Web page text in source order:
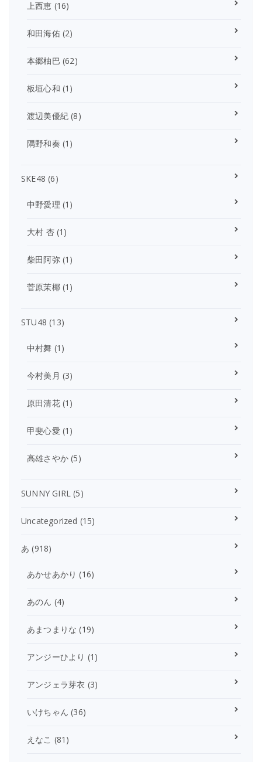
上西恵 (16)
和田海佑(2)
本郷柚巴 (62)
板垣心和 (1)
渡辺美優紀 (8)
隅野和奏 (1)
SKE48 (6)
中野愛理 (1)
大村 杏(1)
柴田阿弥(1)
菅原茉椰(1)
STU48 (13)
中村舞 (1)
今村美月 (3)
原田清花(1)
甲斐心愛 (1)
高雄さやか (5)
SUNNY GIRL (5)
Uncategorized (15)
あ (918)
あかせあかり (16)
あのん (4)
あまつまりな (19)
アンジーひより (1)
アンジェラ芽衣 (3)
いけちゃん (36)
えなこ (81)